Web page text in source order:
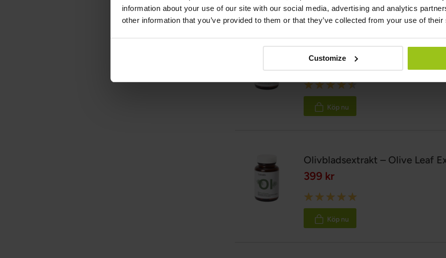
information about your use of our site with our social media, advertising and analytics
other information that you’ve provided to them or that they’ve collected from your use of
Customize
Relaterade produkter
FODMAP & SIBO Plus+
399 kr
Rating:
90%
Köp nu
Olivbladsextrakt – Olive Leaf
399 kr
Rating:
100%
Köp nu